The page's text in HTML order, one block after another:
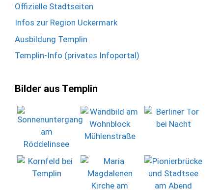
Offizielle Stadtseiten
Infos zur Region Uckermark
Ausbildung Templin
Templin-Info (privates Infoportal)
Bilder aus Templin